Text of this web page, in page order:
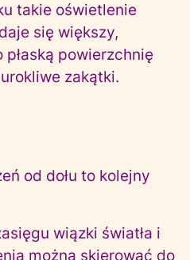
takie oświetlenie
się większy,
powierzchnię
zakątki.
od dołu to kolejny
wiązki światła i
można skierować do